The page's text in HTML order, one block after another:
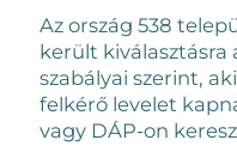
Az ország 538
került
szabályai szerint,
felkérő levelet
vagy DÁP-on